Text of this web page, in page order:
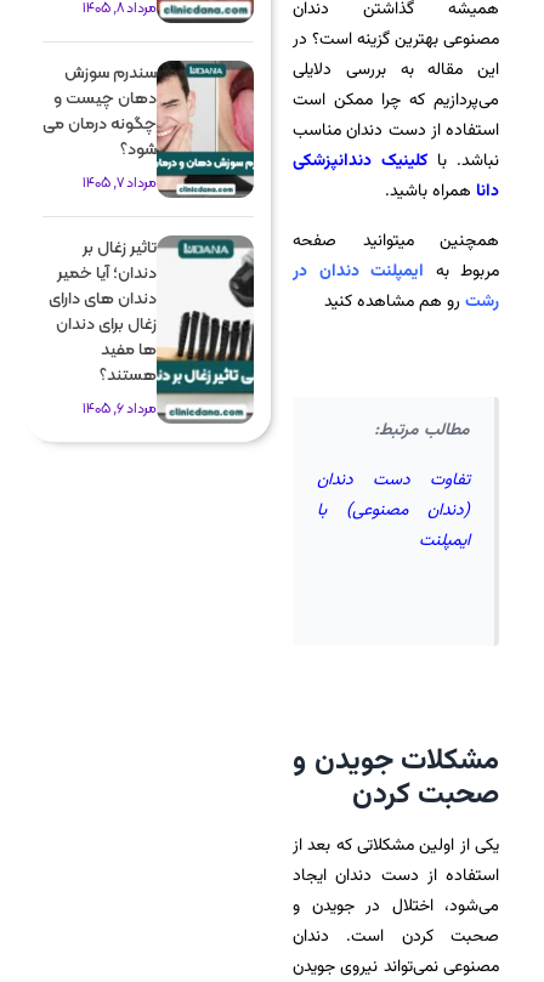
همیشه گذاشتن دندان
مصنوعی بهترین گزینه است؟ در
این مقاله به بررسی دلایلی
می‌پردازیم که چرا ممکن است
استفاده از دست دندان مناسب
نباشد. با کلینیک دندانپزشکی
دانا همراه باشید.
همچنین میتوانید صفحه
مربوط به ایمپلنت دندان در
رشت رو هم مشاهده کنید
مطالب مرتبط:
تفاوت دست دندان
(دندان مصنوعی) با
ایمپلنت
مشکلات جویدن و
صحبت کردن
یکی از اولین مشکلاتی که بعد از
استفاده از دست دندان ایجاد
می‌شود، اختلال در جویدن و
صحبت کردن است. دندان
مصنوعی نمی‌تواند نیروی جویدن
مرداد 8, 1405
سندرم سوزش
دهان چیست و
چگونه درمان می
شود؟
مرداد 7, 1405
تاثیر زغال بر
دندان؛ آیا خمیر
دندان های دارای
زغال برای دندان
ها مفید
هستند؟
مرداد 6, 1405